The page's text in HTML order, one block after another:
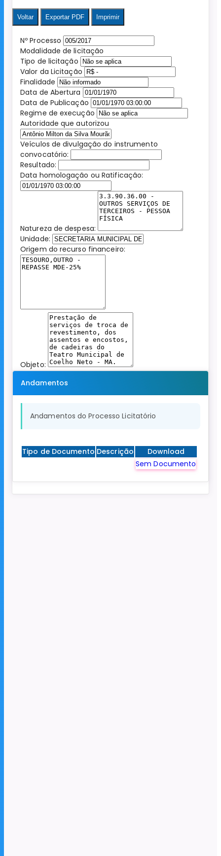
Voltar Exportar PDF Imprimir
Nº Processo
Modalidade de licitação
Tipo de licitação
Valor da Licitação
Finalidade
Data de Abertura
Data de Publicação
Regime de execução
Autoridade que autorizou
Veículos de divulgação do instrumento
convocatório:
Resultado:
Data homologação ou Ratificação:
Natureza de despesa:
Unidade:
Origem do recurso financeiro:
Objeto:
Andamentos
Andamentos do Processo Licitatório
Tipo de Documento Descrição
Download
Sem Documento